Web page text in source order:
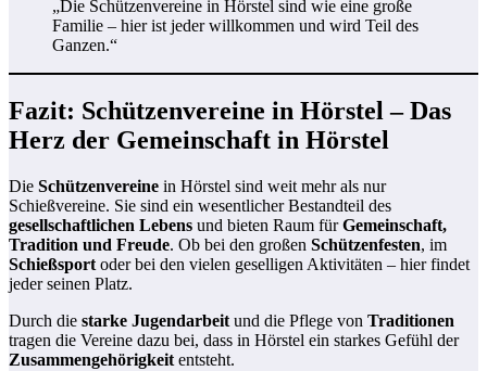
„Die Schützenvereine in Hörstel sind wie eine große
Familie – hier ist jeder willkommen und wird Teil des
Ganzen.“
Fazit: Schützenvereine in Hörstel – Das
Herz der Gemeinschaft in Hörstel
Die Schützenvereine in Hörstel sind weit mehr als nur
Schießvereine. Sie sind ein wesentlicher Bestandteil des
gesellschaftlichen Lebens und bieten Raum fürGemeinschaft,
Tradition und Freude. Ob bei den großen Schützenfesten, im
Schießsport oder bei den vielen geselligen Aktivitäten – hier findet
jeder seinen Platz.
Durch die starke Jugendarbeit und die Pflege von Traditionen
tragen die Vereine dazu bei, dass in Hörstel ein starkes Gefühl der
Zusammengehörigkeit entsteht.